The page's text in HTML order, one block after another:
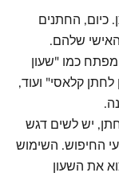
כיום, החתנים
שלהם.
כמו "שעון
לחתן קלאסי" ועוד,
יש לשים דגש
החיפוש. השימוש
את השעון